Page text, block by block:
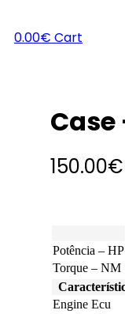
0.00€ Cart
Case
150.00€
Potência – HP
Torque – NM
Engine Ecu